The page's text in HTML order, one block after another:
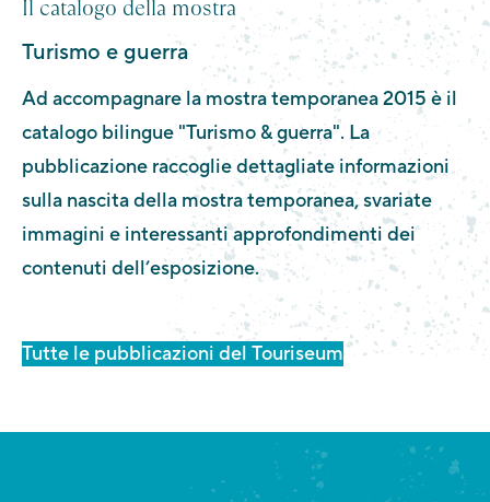
Il catalogo della mostra
Turismo e guerra
Ad accompagnare la mostra temporanea 2015 è il
catalogo bilingue "Turismo & guerra". La
pubblicazione raccoglie dettagliate informazioni
sulla nascita della mostra temporanea, svariate
immagini e interessanti approfondimenti dei
contenuti dell’esposizione.
Tutte le pubblicazioni del Touriseum